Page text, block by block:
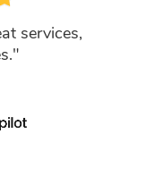
services,